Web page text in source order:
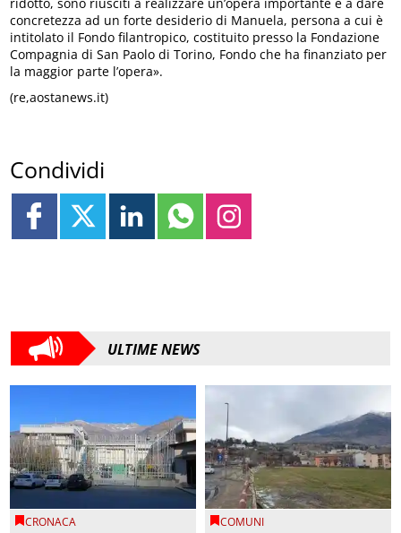
concretezza ad un forte desiderio di Manuela, persona a cui è
intitolato il Fondo filantropico, costituito presso la Fondazione
Compagnia di San Paolo di Torino, Fondo che ha finanziato per
la maggior parte l’opera».
(re,aostanews.it)
Condividi
ULTIME NEWS
CRONACA COMUNI